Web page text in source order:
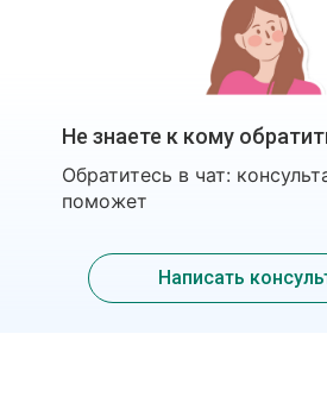
Не знаете к кому
Обратитесь в чат:
поможет
Написать